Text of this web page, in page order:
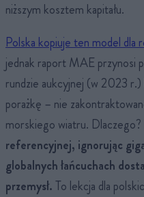
niższym kosztem kapitału.
Polska kopiuje ten model dla
jednak raport MAE przynosi
rundzie aukcyjnej (w 2023
porażkę – nie
morskiego wiatru. Dlaczego?
referencyjnej, ignorując
globalnych łańcuchach
przemysł.To lekcja dla